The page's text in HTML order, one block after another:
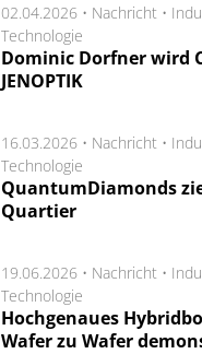
02.04.2026 • Nachricht •
Technologie
Dominic Dorfner wird
JENOPTIK
16.03.2026 • Nachricht •
Technologie
QuantumDiamonds
Quartier
19.06.2026 • Nachricht •
Technologie
Hochgenaues
Wafer zu Wafer